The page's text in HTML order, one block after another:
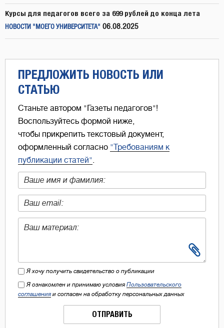
Курсы для педагогов всего за 699 рублей до конца лета
НОВОСТИ "МОЕГО УНИВЕРСИТЕТА" 06.08.2025
ПРЕДЛОЖИТЬ НОВОСТЬ ИЛИ
СТАТЬЮ
Станьте автором "Газеты педагогов"!
Воспользуйтесь формой ниже,
чтобы прикрепить текстовый документ,
оформленный согласно "Требованиям к
публикации статей"
Я хочу получить свидетельство о публикации
Я ознакомлен и принимаю условия Пользовательского
соглашения и согласен на обработку персональных данных
ОТПРАВИТЬ